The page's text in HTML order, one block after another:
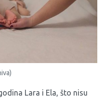
Lara i Ela, što nisu